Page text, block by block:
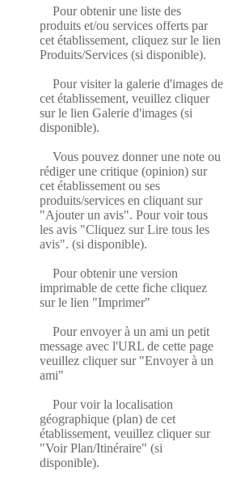
Pour obtenir une liste des
produits et/ou services offerts par
cet établissement, cliquez sur le lien
Produits/Services (si disponible).
Pour visiter la galerie d'images de
cet établissement, veuillez cliquer
sur le lien Galerie d'images (si
disponible).
Vous pouvez donner une note ou
rédiger une critique (opinion) sur
cet établissement ou ses
produits/services en cliquant sur
"Ajouter un avis". Pour voir tous
les avis "Cliquez sur Lire tous les
avis". (si disponible).
Pour obtenir une version
imprimable de cette fiche cliquez
sur le lien "Imprimer"
Pour envoyer à un ami un petit
message avec l'URL de cette page
veuillez cliquer sur "Envoyer à un
ami"
Pour voir la localisation
géographique (plan) de cet
établissement, veuillez cliquer sur
"Voir Plan/Itinéraire" (si
disponible).